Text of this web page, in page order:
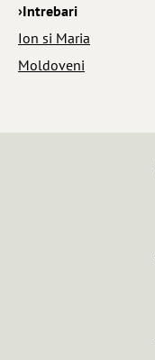
›Intrebari
Ion si Maria
Moldoveni